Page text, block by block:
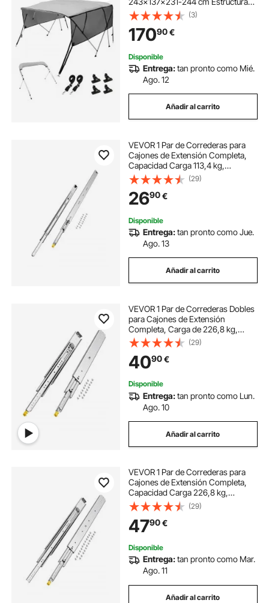
de Aluminio Lona de Poliéster 600D
Paredes Laterales de Malla
Desmontables Toldo para Barca de
Cabina de Velero
(3)
17090€
Disponible
Entrega:tan pronto como Mié.
Ago. 12
Añadir al carrito
VEVOR 1 Par de Correderas para
Cajones de Extensión Completa,
Capacidad Carga 113,4 kg,
Rodamiento de Bolas con Riel
Deslizante para Cajones de Montaje
Lateral con Bloqueo, 950 x 53 x
19,5 mm
(29)
2690€
Disponible
Entrega:tan pronto como Jue.
Ago. 13
Añadir al carrito
VEVOR 1 Par de Correderas Dobles
para Cajones de Extensión
Completa, Carga de 226,8 kg,
Rodamiento de Bolas con Riel
Deslizante para Cajones de Montaje
Lateral con Bloqueo, 590 x 76 x 19,5
mm
(29)
4090€
Disponible
Entrega:tan pronto como Lun.
Ago. 10
Añadir al carrito
VEVOR 1 Par de Correderas para
Cajones de Extensión Completa,
Capacidad Carga 226,8 kg,
Rodamiento de Bolas con Riel
Deslizante para Cajones de Montaje
Lateral con Bloqueo, 812 x 76 x 19,5
mm
(29)
4790€
Disponible
Entrega:tan pronto como Mar.
Ago. 11
Añadir al carrito